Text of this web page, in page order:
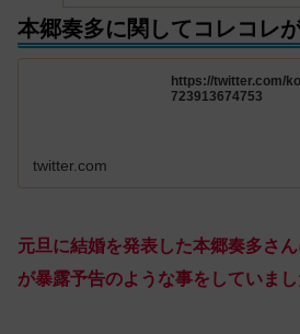
本郷奏多に関してコレコレ
https://twitter.com/
723913674753
twitter.com
元旦に結婚を発表した本郷奏多さ
が暴露予告のような事をしていまし